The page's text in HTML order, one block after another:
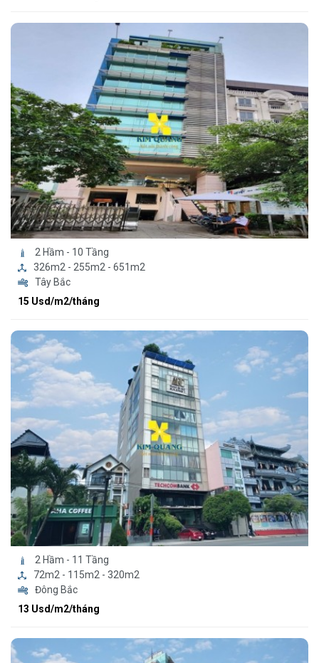
2 Hầm - 10 Tầng
326m2 - 255m2 - 651m2
Tây Bắc
15 Usd/m2/tháng
2 Hầm - 11 Tầng
72m2 - 115m2 - 320m2
Đông Bắc
13 Usd/m2/tháng